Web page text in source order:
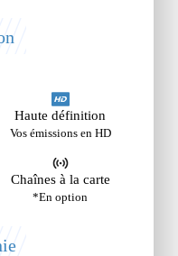
Haute définition
Vos émissions en HD
Chaînes à la carte
*En option